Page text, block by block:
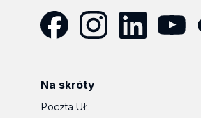
Na skróty
Poczta UŁ